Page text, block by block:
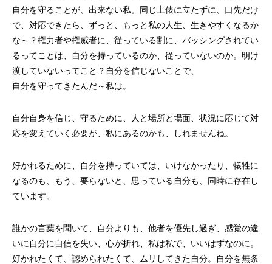
自分を守ることが、出来ない私。同じ土俵に立たずに、口先だけ
で、対応できたら、ずっと、もっと私の人生、生きやすくなるか
な～？権力者や権威者に、従っている割に、バッシングされてい
るってことは、自分を持っているのか、従っていないのか。明け
渡していないってこと？自分を信じないことで、
自分を守ってきたんだ～私は。
自分自身を信じ、守るために、人と場所と場面、状況に応じて対
応を変えていく必要が、私にあるのかも、しれませんね。
好かれるために、自分を持っていては、いけなかったり、犠牲に
なるのも、もう、要らないと、思っている自分も、同時に存在し
ています。
誰かの言葉を聞いて、自分よりも、他者を優先し過ぎ、感覚の違
いに自分に自信を失い、心が折れ、私は私で、いいはずなのに。
好かれたくて、認められたくて、ムリしてきた自分。自分を無条